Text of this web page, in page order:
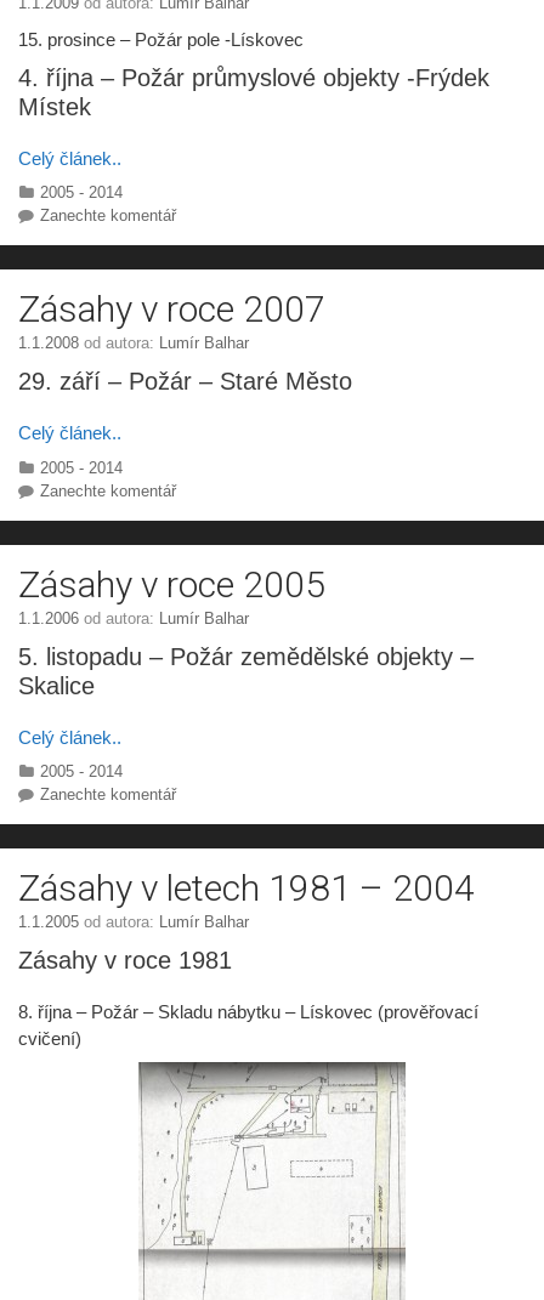
15. prosince – Požár pole -Lískovec
4. října – Požár průmyslové objekty -Frýdek
Místek
Celý článek..
Rubriky
2005 - 2014
Zanechte komentář
Zásahy v roce 2007
1.1.2008 od autora: Lumír Balhar
29. září – Požár – Staré Město
Celý článek..
Rubriky
2005 - 2014
Zanechte komentář
Zásahy v roce 2005
1.1.2006 od autora: Lumír Balhar
5. listopadu – Požár zemědělské objekty –
Skalice
Celý článek..
Rubriky
2005 - 2014
Zanechte komentář
Zásahy v letech 1981 – 2004
1.1.2005 od autora: Lumír Balhar
Zásahy v roce 1981
8. října – Požár – Skladu nábytku – Lískovec (prověřovací
cvičení)